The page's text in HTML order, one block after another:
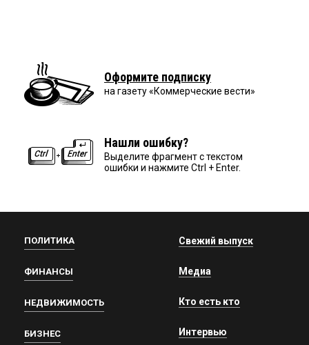
Оформите подписку
на газету «Коммерческие вести»
Нашли ошибку?
Выделите фрагмент с текстом
ошибки и нажмите Ctrl + Enter.
ПОЛИТИКА
ФИНАНСЫ
НЕДВИЖИМОСТЬ
БИЗНЕС
Свежий выпуск
Медиа
Кто есть кто
Интервью